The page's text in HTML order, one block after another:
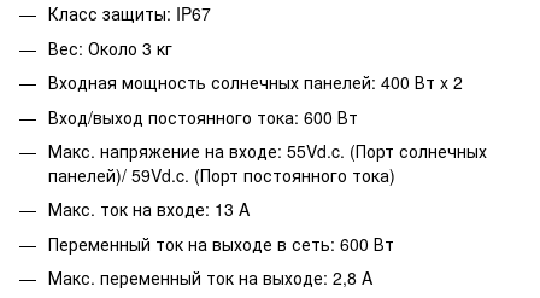
Класс защиты: IP67
Вес: Около 3 кг
Входная мощность солнечных панелей: 400 Вт x 2
Вход/выход постоянного тока: 600 Вт
Макс. напряжение на входе: 55Vd.c. (Порт солнечных
панелей)/ 59Vd.c. (Порт постоянного тока)
Макс. ток на входе: 13 A
Переменный ток на выходе в сеть: 600 Вт
Макс. переменный ток на выходе: 2,8 A